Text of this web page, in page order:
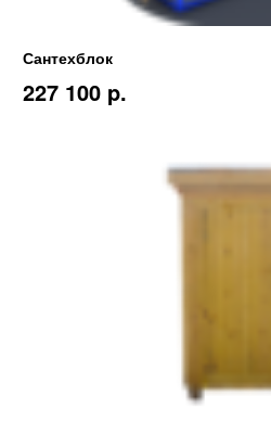
Сантехблок
227 100 p.